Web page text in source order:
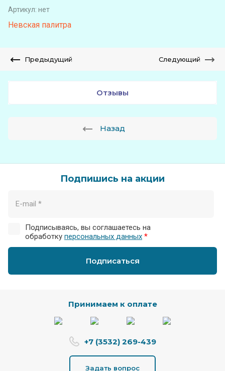
Артикул: нет
Невская палитра
Предыдущий Следующий
Отзывы
Назад
Подпишись на акции
Подписываясь, вы соглашаетесь на
обработку персональных данных *
Подписаться
Принимаем к оплате
+7 (3532) 269-439
Задать вопрос